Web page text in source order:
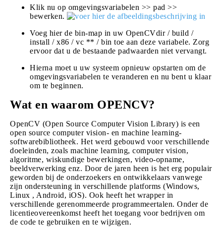
Klik nu op omgevingsvariabelen >> pad >>
bewerken.
Voeg hier de bin-map in uw OpenCVdir / build /
install / x86 / vc ** / bin toe aan deze variabele. Zorg
ervoor dat u de bestaande padwaarden niet vervangt.
Hierna moet u uw systeem opnieuw opstarten om de
omgevingsvariabelen te veranderen en nu bent u klaar
om te beginnen.
Wat en waarom OPENCV?
OpenCV (Open Source Computer Vision Library) is een
open source computer vision- en machine learning-
softwarebibliotheek. Het werd gebouwd voor verschillende
doeleinden, zoals machine learning, computer vision,
algoritme, wiskundige bewerkingen, video-opname,
beeldverwerking enz. Door de jaren heen is het erg populair
geworden bij de onderzoekers en ontwikkelaars vanwege
zijn ondersteuning in verschillende platforms (Windows,
Linux , Android, iOS). Ook heeft het wrapper in
verschillende gerenommeerde programmeertalen. Onder de
licentieovereenkomst heeft het toegang voor bedrijven om
de code te gebruiken en te wijzigen.